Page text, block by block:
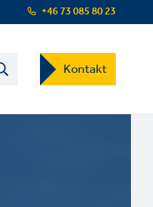
+46 73 085 80 23
Contact
US
Dropdown
Kontakt